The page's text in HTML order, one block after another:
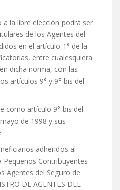
a la libre elección podrá ser
de los Agentes del
en el artículo 1° de la
entre cualesquiera
dicha norma, con las
artículos 9° y 9° bis del
como artículo 9° bis del
de 1998 y sus
adheridos al
Pequeños Contribuyentes
Agentes del Seguro de
DE AGENTES DEL